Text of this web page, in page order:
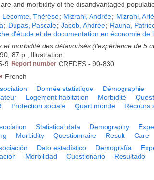
and morbidity of the disandvantaged
Lecomte, Thérèse; Mizrahi, Andrée; Mizrahi, Arié
; Dupas, Pascale; Jacob, Andrée; Rauna,
d'étude et de documentation en économie de
et morbidité des défavorisés (l'expérience de 5
87 p., Illustration
9 Report number CREDES - 90-830
French
Donnée statistique Démographie
Logement habitation Morbidité
Protection sociale Quart monde Recours
Statistical data Demography
Morbidity Questionnaire Result Care
Dato estadístico Demografía
Morbilidad Cuestionario Resultado